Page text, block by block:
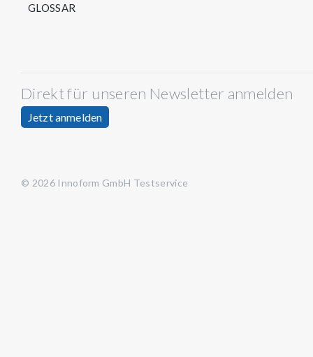
GLOSSAR
Direkt für unseren Newsletter anmelden
Jetzt anmelden
© 2026 Innoform GmbH Testservice